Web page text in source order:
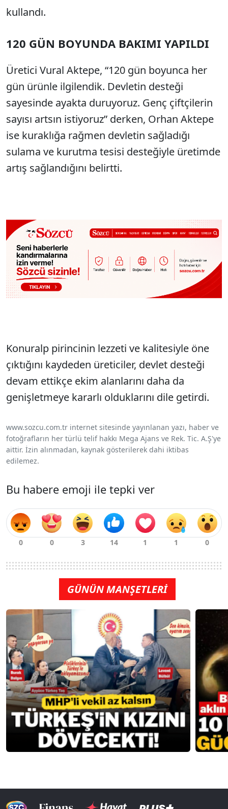
kullandı.
120 GÜN BOYUNDA BAKIMI YAPILDI
Üretici Vural Aktepe, “120 gün boyunca her
gün ürünle ilgilendik. Devletin desteği
sayesinde ayakta duruyoruz. Genç çiftçilerin
sayısı artsın istiyoruz” derken, Orhan Aktepe
ise kuraklığa rağmen devletin sağladığı
sulama ve kurutma tesisi desteğiyle üretimde
artış sağlandığını belirtti.
Konuralp pirincinin lezzeti ve kalitesiyle öne
çıktığını kaydeden üreticiler, devlet desteği
devam ettikçe ekim alanlarını daha da
genişletmeye kararlı olduklarını dile getirdi.
www.sozcu.com.tr internet sitesinde yayınlanan yazı, haber ve
fotoğrafların her türlü telif hakkı Mega Ajans ve Rek. Tic. A.Ş'ye
aittir. İzin alınmadan, kaynak gösterilerek dahi iktibas
edilemez.
Bu habere emoji ile tepki ver
GÜNÜN MANŞETLERİ